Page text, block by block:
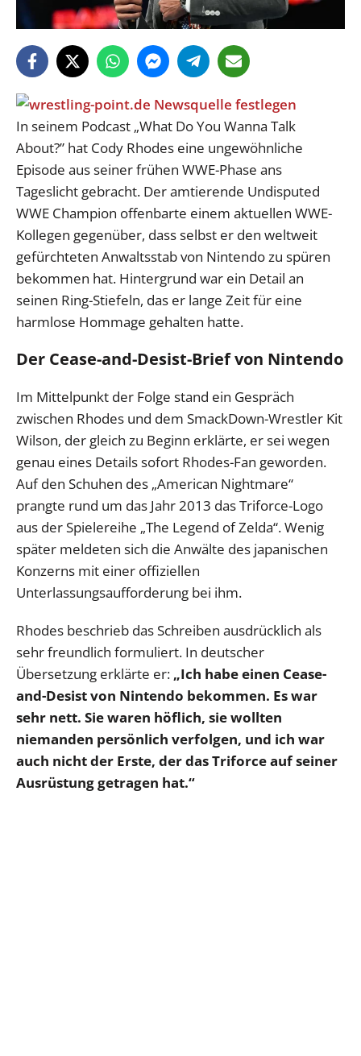
In seinem Podcast „What Do You Wanna Talk
About?” hat Cody Rhodes eine ungewöhnliche
Episode aus seiner frühen WWE-Phase ans
Tageslicht gebracht. Der amtierende Undisputed
WWE Champion offenbarte einem aktuellen WWE-
Kollegen gegenüber, dass selbst er den weltweit
gefürchteten Anwaltsstab von Nintendo zu spüren
bekommen hat. Hintergrund war ein Detail an
seinen Ring-Stiefeln, das er lange Zeit für eine
harmlose Hommage gehalten hatte.
Der Cease-and-Desist-Brief von Nintendo
Im Mittelpunkt der Folge stand ein Gespräch
zwischen Rhodes und dem SmackDown-Wrestler Kit
Wilson, der gleich zu Beginn erklärte, er sei wegen
genau eines Details sofort Rhodes-Fan geworden.
Auf den Schuhen des „American Nightmare“
prangte rund um das Jahr 2013 das Triforce-Logo
aus der Spielereihe „The Legend of Zelda“. Wenig
später meldeten sich die Anwälte des japanischen
Konzerns mit einer offiziellen
Unterlassungsaufforderung bei ihm.
Rhodes beschrieb das Schreiben ausdrücklich als
sehr freundlich formuliert. In deutscher
Übersetzung erklärte er: „Ich habe einen Cease-
and-Desist von Nintendo bekommen. Es war
sehr nett. Sie waren höflich, sie wollten
niemanden persönlich verfolgen, und ich war
auch nicht der Erste, der das Triforce auf seiner
Ausrüstung getragen hat.“